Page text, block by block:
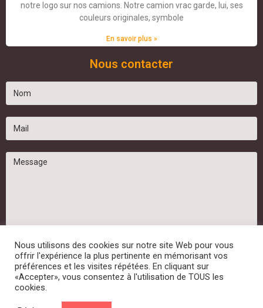
notre logo sur nos camions. Notre camion vrac garde, lui, ses
couleurs originales, symbole
En savoir plus »
Nous contacter
Nous utilisons des cookies sur notre site Web pour vous
offrir l'expérience la plus pertinente en mémorisant vos
préférences et les visites répétées. En cliquant sur
«Accepter», vous consentez à l'utilisation de TOUS les
cookies.